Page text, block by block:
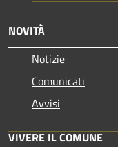
NOVITÀ
Notizie
Comunicati
Avvisi
VIVERE IL COMUNE